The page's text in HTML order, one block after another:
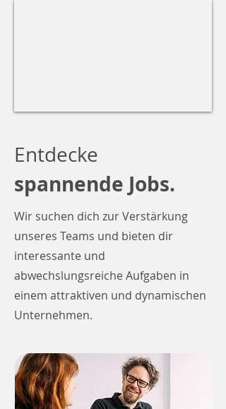
Entdecke
spannende Jobs.
Wir suchen dich zur Verstärkung
unseres Teams und bieten dir
interessante und
abwechslungsreiche Aufgaben in
einem attraktiven und dynamischen
Unternehmen.